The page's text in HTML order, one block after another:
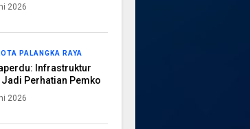
2026
PALANGKA RAYA
Infrastruktur
Jadi Perhatian Pemko
2026